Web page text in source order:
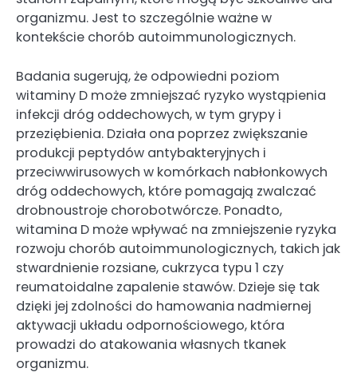
organizmu. Jest to szczególnie ważne w
kontekście chorób autoimmunologicznych.
Badania sugerują, że odpowiedni poziom
witaminy D może zmniejszać ryzyko wystąpienia
infekcji dróg oddechowych, w tym grypy i
przeziębienia. Działa ona poprzez zwiększanie
produkcji peptydów antybakteryjnych i
przeciwwirusowych w komórkach nabłonkowych
dróg oddechowych, które pomagają zwalczać
drobnoustroje chorobotwórcze. Ponadto,
witamina D może wpływać na zmniejszenie ryzyka
rozwoju chorób autoimmunologicznych, takich jak
stwardnienie rozsiane, cukrzyca typu 1 czy
reumatoidalne zapalenie stawów. Dzieje się tak
dzięki jej zdolności do hamowania nadmiernej
aktywacji układu odpornościowego, która
prowadzi do atakowania własnych tkanek
organizmu.